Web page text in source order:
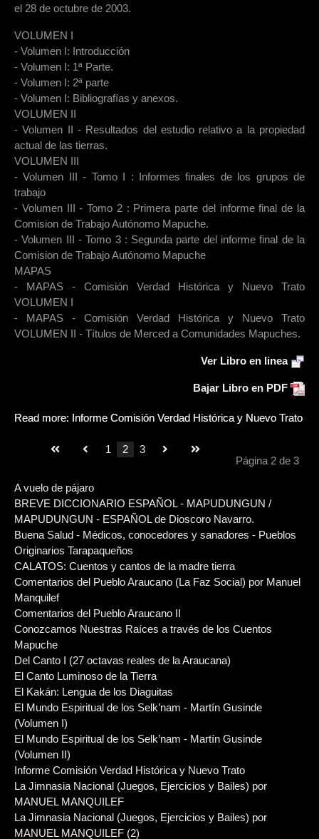
el 28 de octubre de 2003.
VOLUMEN I
- Volumen I: Introducción
- Volumen I: 1ª Parte.
- Volumen I: 2ª parte
- Volumen I: Bibliografías y anexos.
VOLUMEN II
- Volumen II - Resultados del estudio relativo a la propiedad
actual de las tierras.
VOLUMEN III
- Volumen III - Tomo I : Informes finales de los grupos de
trabajo
- Volumen III - Tomo 2 : Primera parte del informe final de la
Comision de Trabajo Autónomo Mapuche.
- Volumen III - Tomo 3 : Segunda parte del informe final de la
Comision de Trabajo Autónomo Mapuche
MAPAS
- MAPAS - Comisión Verdad Histórica y Nuevo Trato
VOLUMEN I
- MAPAS - Comisión Verdad Histórica y Nuevo Trato
VOLUMEN II - Títulos de Merced a Comunidades Mapuches.
Ver Libro en linea
Bajar Libro en PDF
Read more: Informe Comisión Verdad Histórica y Nuevo Trato
Página 2 de 3
1 2 3
A vuelo de pájaro
BREVE DICCIONARIO ESPAÑOL - MAPUDUNGUN /
MAPUDUNGUN - ESPAÑOL de Dioscoro Navarro.
Buena Salud - Médicos, conocedores y sanadores - Pueblos
Originarios Tarapaqueños
CALATOS: Cuentos y cantos de la madre tierra
Comentarios del Pueblo Araucano (La Faz Social) por Manuel
Manquilef
Comentarios del Pueblo Araucano II
Conozcamos Nuestras Raíces a través de los Cuentos
Mapuche
Del Canto I (27 octavas reales de la Araucana)
El Canto Luminoso de la Tierra
El Kakán: Lengua de los Diaguitas
El Mundo Espiritual de los Selk’nam - Martín Gusinde
(Volumen I)
El Mundo Espiritual de los Selk’nam - Martín Gusinde
(Volumen II)
Informe Comisión Verdad Histórica y Nuevo Trato
La Jimnasia Nacional (Juegos, Ejercicios y Bailes) por
MANUEL MANQUILEF
La Jimnasia Nacional (Juegos, Ejercicios y Bailes) por
MANUEL MANQUILEF (2)